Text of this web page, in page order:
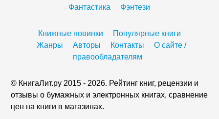
Фантастика
Фэнтези
Книжные новинки
Популярные книги
Жанры
Авторы Контакты
О сайте /
правообладателям
© КнигаЛит.ру 2015 - 2026. Рейтинг книг, рецензии и
отзывы о бумажных и электронных книгах, сравнение
цен на книги в магазинах.